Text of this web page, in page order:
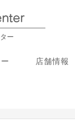
ー
店舗情報